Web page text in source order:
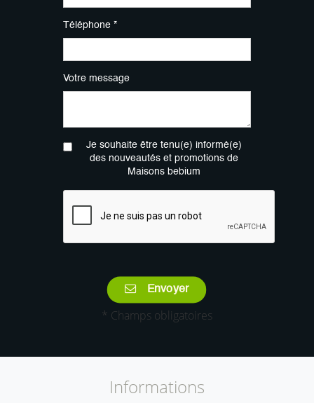
Téléphone *
Votre message
Je souhaite être tenu(e) informé(e)
des nouveautés et promotions de
Maisons bebium
Envoyer
* Champs obligatoires
Informations